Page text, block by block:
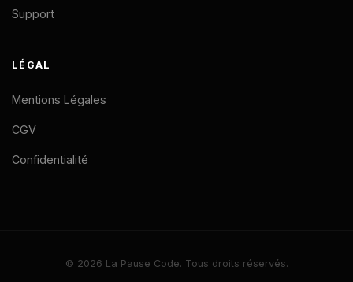
Support
LÉGAL
Mentions Légales
CGV
Confidentialité
© 2026 La Pause Code. Tous droits réservés.